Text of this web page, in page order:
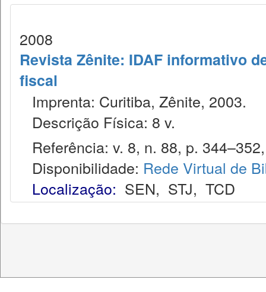
2008
Revista Zênite: IDAF informativo
fiscal
Imprenta: Curitiba, Zênite, 2003.
Descrição Física: 8 v.
Referência: v. 8, n. 88, p.
Disponibilidade: Rede Virtual de
Localização: SEN, STJ, TCD